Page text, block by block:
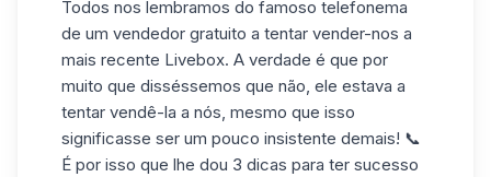
Todos nos lembramos do famoso telefonema
de um vendedor gratuito a tentar vender-nos a
mais recente Livebox. A verdade é que por
muito que disséssemos que não, ele estava a
tentar vendê-la a nós, mesmo que isso
significasse ser um pouco insistente demais! 📞
É por isso que lhe dou 3 dicas para ter sucesso